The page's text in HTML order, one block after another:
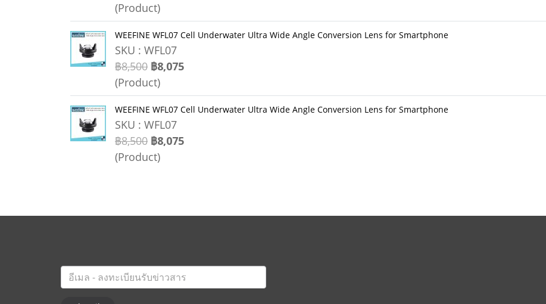
(Product)
WEEFINE WFL07 Cell Underwater Ultra Wide Angle Conversion Lens for Smartphone
SKU : WFL07
฿8,500 ฿8,075
(Product)
WEEFINE WFL07 Cell Underwater Ultra Wide Angle Conversion Lens for Smartphone
SKU : WFL07
฿8,500 ฿8,075
(Product)